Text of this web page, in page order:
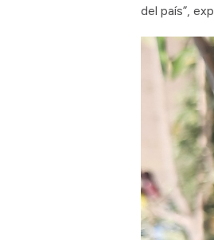
del país”,